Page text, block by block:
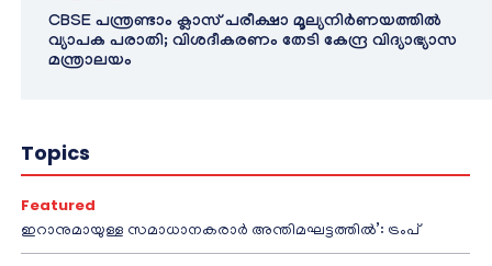
CBSE പന്ത്രണ്ടാം ക്ലാസ് പരീക്ഷാ മൂല്യനിർണയത്തിൽ
വ്യാപക പരാതി; വിശദീകരണം തേടി കേന്ദ്ര വിദ്യാഭ്യാസ
മന്ത്രാലയം
Topics
Featured
ഇറാനുമായുള്ള സമാധാനകരാർ അന്തിമഘട്ടത്തിൽ‌’: ട്രംപ്